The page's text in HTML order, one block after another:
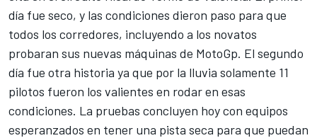
día fue seco, y las condiciones dieron paso para que
todos los corredores, incluyendo a los novatos
probaran sus nuevas máquinas de MotoGp. El segundo
día fue otra historia ya que por la lluvia solamente 11
pilotos fueron los valientes en rodar en esas
condiciones. La pruebas concluyen hoy con equipos
esperanzados en tener una pista seca para que puedan